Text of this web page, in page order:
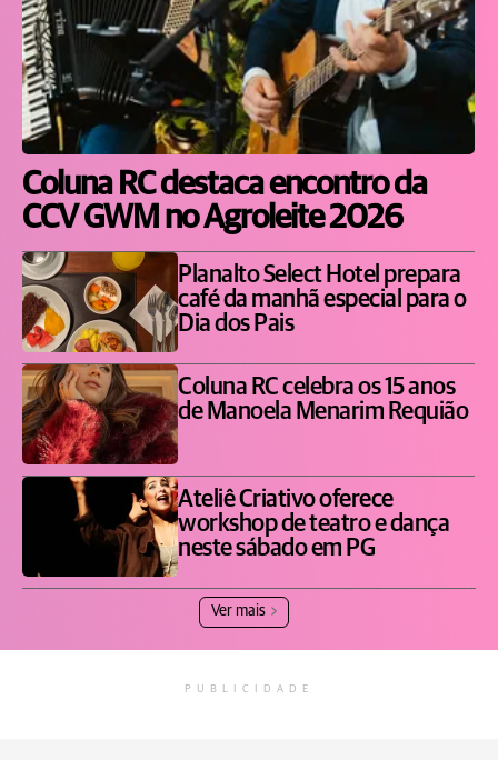
Coluna RC destaca encontro da
CCV GWM no Agroleite 2026
Planalto Select Hotel prepara
café da manhã especial para o
Dia dos Pais
Coluna RC celebra os 15 anos
de Manoela Menarim Requião
Ateliê Criativo oferece
workshop de teatro e dança
neste sábado em PG
Ver mais
PUBLICIDADE